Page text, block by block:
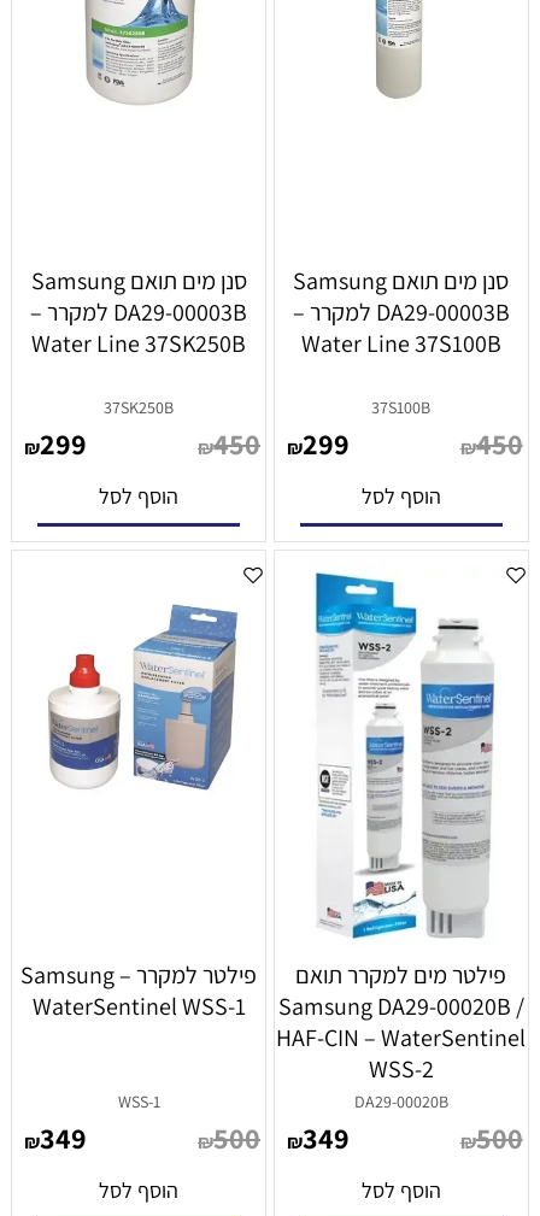
סנן מים תואם Samsung
DA29-00003B למקרר –
Water Line 37S100B
37S100B
₪450
₪299
הוסף לסל
סנן מים תואם Samsung
DA29-00003B למקרר –
Water Line 37SK250B
37SK250B
₪450
₪299
הוסף לסל
פילטר מים למקרר תואם
Samsung DA29-00020B /
HAF-CIN – WaterSentinel
WSS-2
DA29-00020B
₪500
₪349
הוסף לסל
פילטר למקרר Samsung –
WaterSentinel WSS-1
WSS-1
₪500
₪349
הוסף לסל